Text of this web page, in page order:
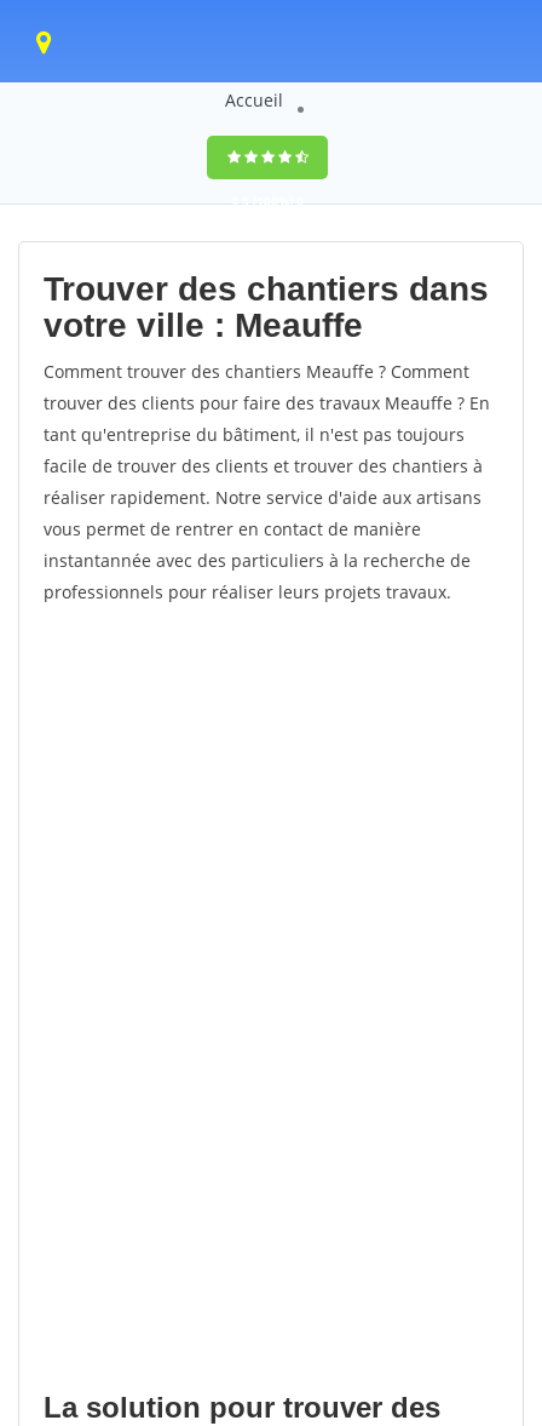
Accueil
9,5(100%)0
votes
Trouver des chantiers dans
votre ville : Meauffe
Comment trouver des chantiers Meauffe ? Comment
trouver des clients pour faire des travaux Meauffe ? En
tant qu'entreprise du bâtiment, il n'est pas toujours
facile de trouver des clients et trouver des chantiers à
réaliser rapidement. Notre service d'aide aux artisans
vous permet de rentrer en contact de manière
instantannée avec des particuliers à la recherche de
professionnels pour réaliser leurs projets travaux.
La solution pour trouver des